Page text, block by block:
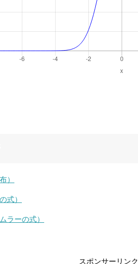
）
式）
ラーの式）
スポンサーリンク